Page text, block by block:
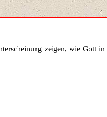
zeigen, wie Gott in